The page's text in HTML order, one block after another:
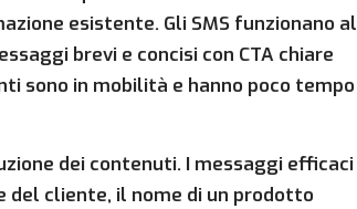
esistente. Gli SMS funzionano al
brevi e concisi con CTA chiare
sono in mobilità e hanno poco tempo
dei contenuti. I messaggi efficaci
del cliente, il nome di un prodotto